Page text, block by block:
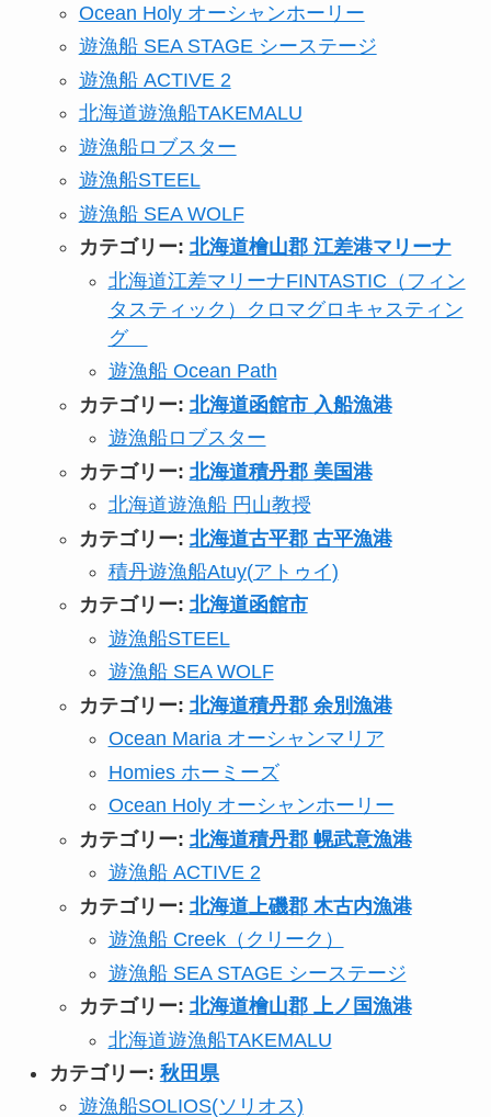
Ocean Holy オーシャンホーリー
遊漁船 SEA STAGE シーステージ
遊漁船 ACTIVE 2
北海道遊漁船TAKEMALU
遊漁船ロブスター
遊漁船STEEL
遊漁船 SEA WOLF
カテゴリー: 北海道檜山郡 江差港マリーナ
北海道江差マリーナFINTASTIC（フィン
タスティック）クロマグロキャスティン
グ
遊漁船 Ocean Path
カテゴリー: 北海道函館市 入船漁港
遊漁船ロブスター
カテゴリー: 北海道積丹郡 美国港
北海道遊漁船 円山教授
カテゴリー: 北海道古平郡 古平漁港
積丹遊漁船Atuy(アトゥイ)
カテゴリー: 北海道函館市
遊漁船STEEL
遊漁船 SEA WOLF
カテゴリー: 北海道積丹郡 余別漁港
Ocean Maria オーシャンマリア
Homies ホーミーズ
Ocean Holy オーシャンホーリー
カテゴリー: 北海道積丹郡 幌武意漁港
遊漁船 ACTIVE 2
カテゴリー: 北海道上磯郡 木古内漁港
遊漁船 Creek（クリーク）
遊漁船 SEA STAGE シーステージ
カテゴリー: 北海道檜山郡 上ノ国漁港
北海道遊漁船TAKEMALU
カテゴリー: 秋田県
遊漁船SOLIOS(ソリオス)